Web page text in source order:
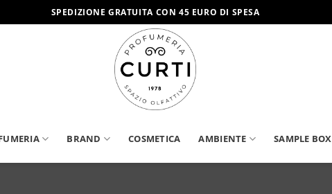
SPEDIZIONE GRATUITA CON 45 EURO DI SPESA
BRAND COSMETICA AMBIENTE SAMPLE BOX